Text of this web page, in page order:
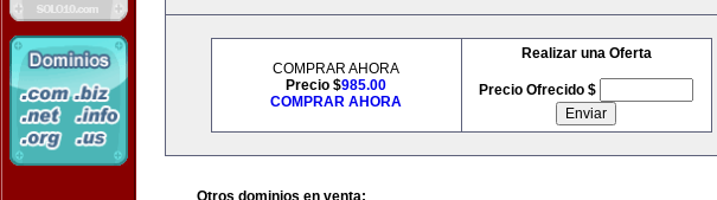
COMPRAR AHORA
Precio $985.00
COMPRAR AHORA
Realizar una Oferta
Precio Ofrecido $
Otros dominios en venta: